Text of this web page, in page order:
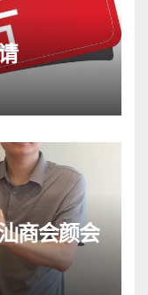
商会颜会